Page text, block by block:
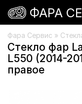
Фара Сервис »
Стекло фар
L550 (2014-
правое
ФАРА